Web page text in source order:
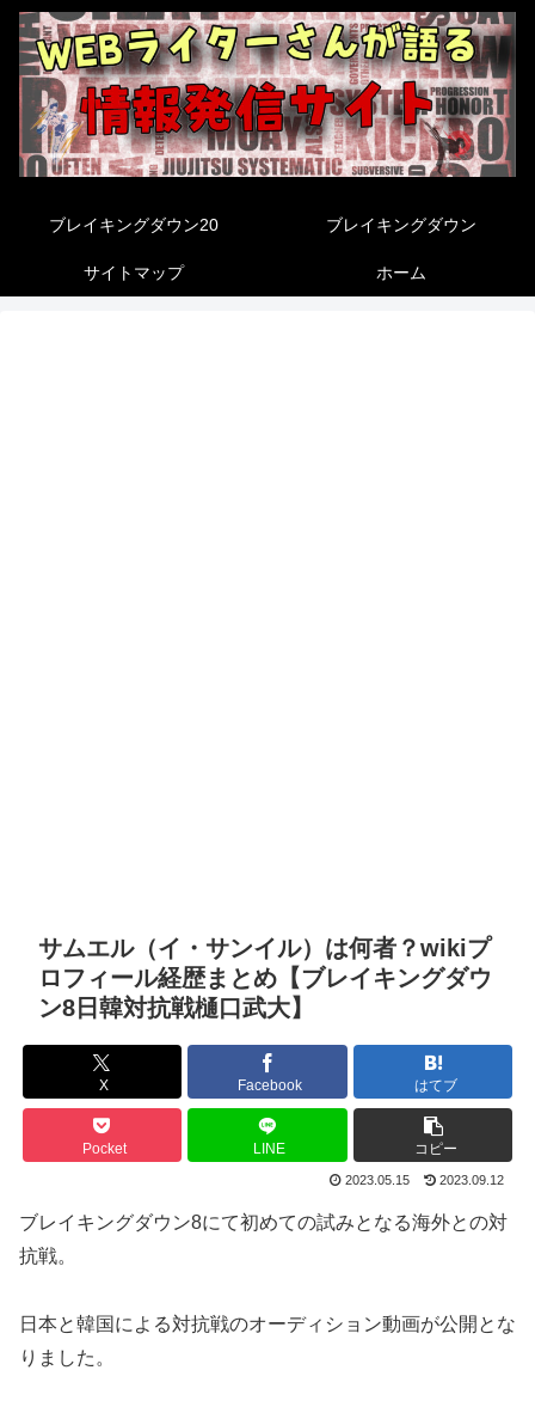
ブレイキングダウン20 ブレイキングダウン
サイトマップ ホーム
サムエル（イ・サンイル）は何者？wikiプ
ロフィール経歴まとめ【ブレイキングダウ
ン8日韓対抗戦樋口武大】
X Facebook はてブ
Pocket LINE コピー
2023.05.15 2023.09.12
ブレイキングダウン8にて初めての試みとなる海外との対
抗戦。
日本と韓国による対抗戦のオーディション動画が公開とな
りました。